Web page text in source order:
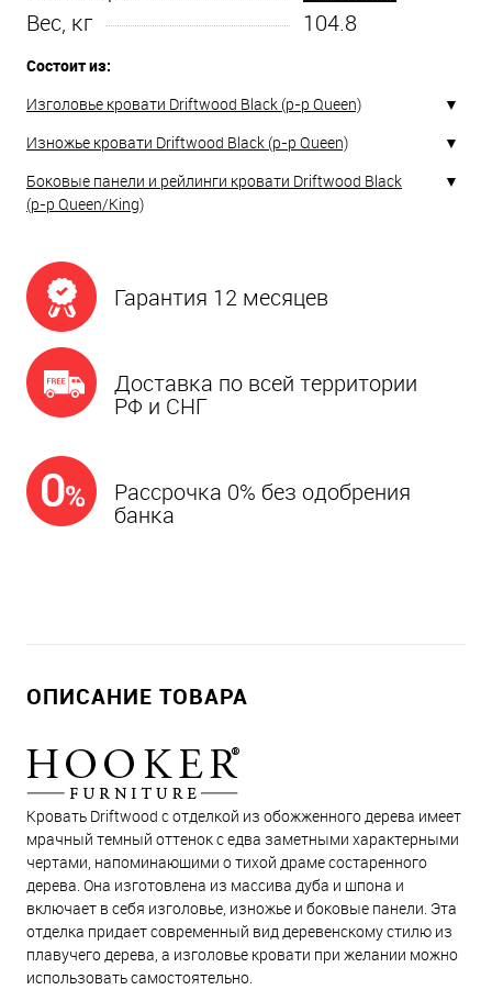
Вес, кг
104.8
Состоит из:
Изголовье кровати Driftwood Black (р-р Queen)
Изножье кровати Driftwood Black (р-р Queen)
Боковые панели и рейлинги кровати Driftwood Black
(р-р Queen/King)
Гарантия 12 месяцев
Доставка по всей территории
РФ и СНГ
Рассрочка 0% без одобрения
банка
ОПИСАНИЕ ТОВАРА
Кровать Driftwood с отделкой из обожженного дерева имеет
мрачный темный оттенок с едва заметными характерными
чертами, напоминающими о тихой драме состаренного
дерева. Она изготовлена из массива дуба и шпона и
включает в себя изголовье, изножье и боковые панели. Эта
отделка придает современный вид деревенскому стилю из
плавучего дерева, а изголовье кровати при желании можно
использовать самостоятельно.